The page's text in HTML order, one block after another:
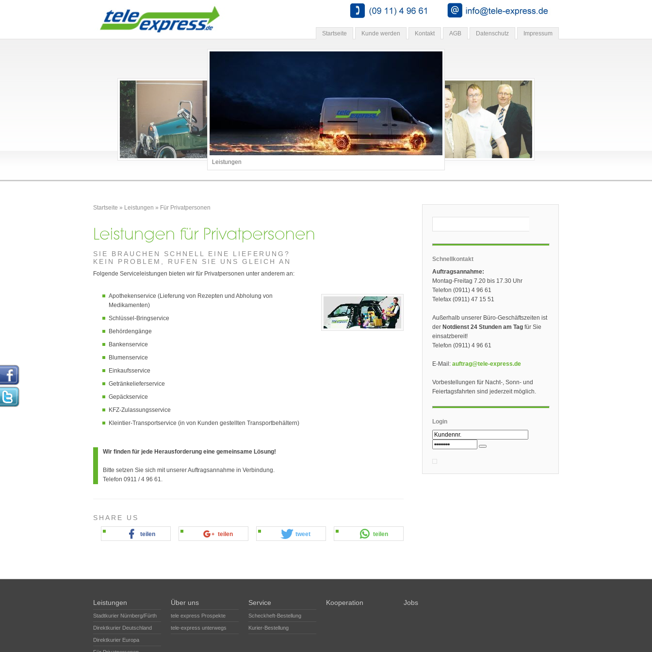
Impressum
Datenschutz
AGB
Kontakt
Kunde werden
Startseite
Leistungen
Startseite » Leistungen » Für Privatpersonen
SIE BRAUCHEN SCHNELL EINE LIEFERUNG?
KEIN PROBLEM, RUFEN SIE UNS GLEICH AN
Folgende Serviceleistungen bieten wir für Privatpersonen unter anderem an:
Apothekenservice (Lieferung von Rezepten und Abholung von
Medikamenten)
Schlüssel-Bringservice
Behördengänge
Bankenservice
Blumenservice
Einkaufsservice
Getränkelieferservice
Gepäckservice
KFZ-Zulassungsservice
Kleintier-Transportservice (in von Kunden gestellten Transportbehältern)
Wir finden für jede Herausforderung eine gemeinsame Lösung!
Bitte setzen Sie sich mit unserer Auftragsannahme in Verbindung.
Telefon 0911 / 4 96 61.
SHARE US
teilen teilen tweet teilen
Schnellkontakt
Auftragsannahme:
Montag-Freitag 7.20 bis 17.30 Uhr
Telefon (0911) 4 96 61
Telefax (0911) 47 15 51
Außerhalb unserer Büro-Geschäftszeiten ist
der Notdienst 24 Stunden am Tag für Sie
einsatzbereit!
Telefon (0911) 4 96 61
E-Mail: auftrag@tele-express.de
Vorbestellungen für Nacht-, Sonn- und
Feiertagsfahrten sind jederzeit möglich.
Login
Leistungen
Stadtkurier Nürnberg/Fürth
Direktkurier Deutschland
Direktkurier Europa
Über uns
tele express Prospekte
tele-express unterwegs
Service
Scheckheft-Bestellung
Kurier-Bestellung
Kooperation Jobs